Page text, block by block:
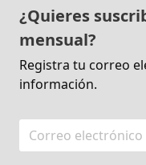
¿Quieres
mensual?
Registra tu correo
información.